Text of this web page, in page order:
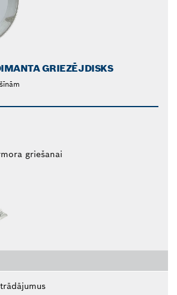
GRIEZĒJDISKS
griešanai